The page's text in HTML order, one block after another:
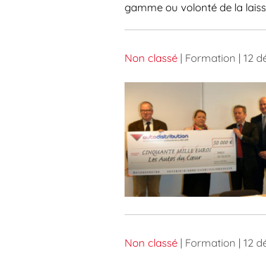
gamme ou volonté de la
Non classé | Formation | 12
Non classé | Formation | 12